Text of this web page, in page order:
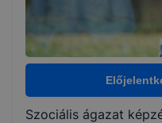
Választható
Nem válaszható
Szociális ágazat